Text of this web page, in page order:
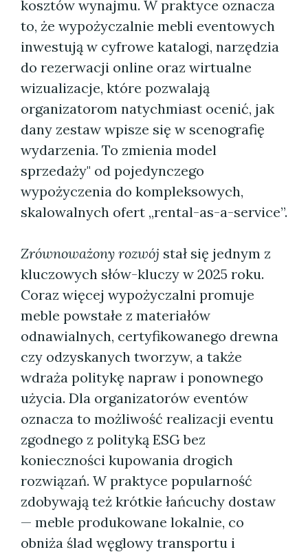
kosztów wynajmu. W praktyce oznacza
to, że wypożyczalnie mebli eventowych
inwestują w cyfrowe katalogi, narzędzia
do rezerwacji online oraz wirtualne
wizualizacje, które pozwalają
organizatorom natychmiast ocenić, jak
dany zestaw wpisze się w scenografię
wydarzenia. To zmienia model
sprzedaży" od pojedynczego
wypożyczenia do kompleksowych,
skalowalnych ofert „rental-as-a-service”.
Zrównoważony rozwój stał się jednym z
kluczowych słów-kluczy w 2025 roku.
Coraz więcej wypożyczalni promuje
meble powstałe z materiałów
odnawialnych, certyfikowanego drewna
czy odzyskanych tworzyw, a także
wdraża politykę napraw i ponownego
użycia. Dla organizatorów eventów
oznacza to możliwość realizacji eventu
zgodnego z polityką ESG bez
konieczności kupowania drogich
rozwiązań. W praktyce popularność
zdobywają też krótkie łańcuchy dostaw
— meble produkowane lokalnie, co
obniża ślad węglowy transportu i